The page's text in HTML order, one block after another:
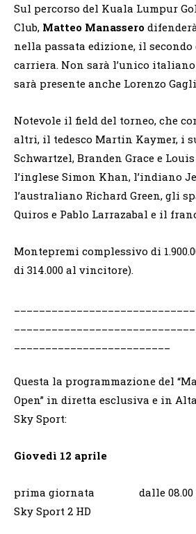
Sul percorso del Kuala Lumpur
Club, Matteo Manassero
nella passata edizione, il
carriera. Non sarà l’unico
sarà presente anche Lorenzo
Notevole il field del torneo, che
altri, il tedesco Martin Kaymer, i
Schwartzel, Branden Grace e
l’inglese Simon Khan, l’indiano
l’australiano Richard Green, gli
Quiros e Pablo Larrazabal e il
Montepremi complessivo di
di 314.000 al vincitore).
Questa la programmazione del
Open” in diretta esclusiva e in
Sky Sport:
Giovedì 12 aprile
prima giornata dalle
Sky Sport 2 HD